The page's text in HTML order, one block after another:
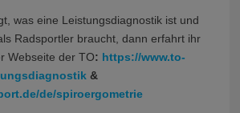
was eine Leistungsdiagnostik ist und
Radsportler braucht, dann erfahrt ihr
Webseite der TO: https://www.to-
&
de/spiroergometrie